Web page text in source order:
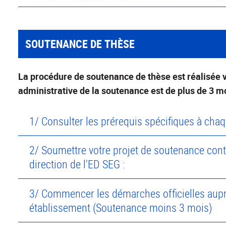
SOUTENANCE DE THÈSE
La procédure de soutenance de thèse est
administrative de la soutenance est de plus de 3
1/ Consulter les prérequis spécifiques à
2/ Soumettre votre projet de soutenance
direction de l'ED SEG :
3/ Commencer les démarches officielles
établissement (Soutenance moins 3 mois)